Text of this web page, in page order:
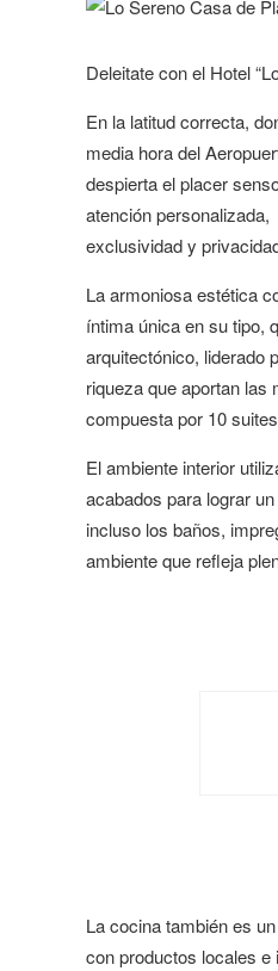
Deleitate con el Hotel
En la latitud correcta,
media hora del
despierta el placer
atención personalizada,
exclusividad y
La armoniosa estética
íntima única en su tipo,
arquitectónico, liderado
riqueza que aportan
compuesta por 10
El ambiente interior
acabados para lograr
incluso los baños,
ambiente que refleja
La cocina también es
con productos locales